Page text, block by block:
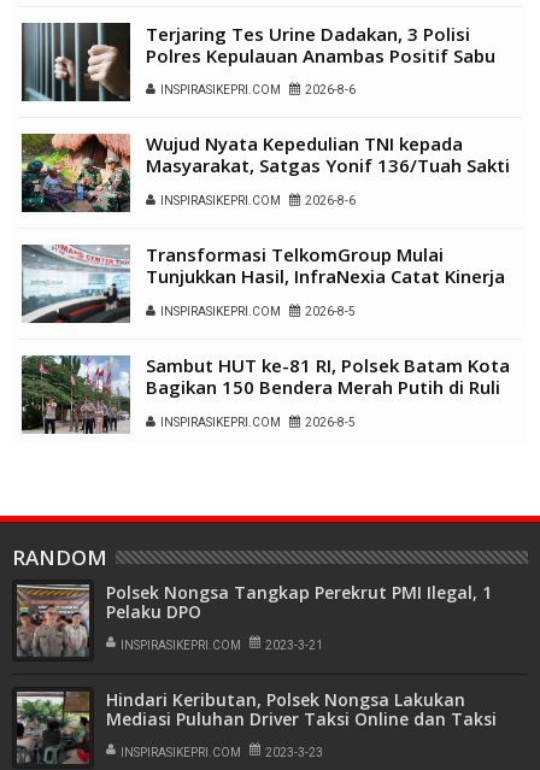
Terjaring Tes Urine Dadakan, 3 Polisi
Polres Kepulauan Anambas Positif Sabu
INSPIRASIKEPRI.COM 2026-8-6
Wujud Nyata Kepedulian TNI kepada
Masyarakat, Satgas Yonif 136/Tuah Sakti
Kalome
INSPIRASIKEPRI.COM 2026-8-6
Transformasi TelkomGroup Mulai
Tunjukkan Hasil, InfraNexia Catat Kinerja
Nasional
INSPIRASIKEPRI.COM 2026-8-5
Sambut HUT ke-81 RI, Polsek Batam Kota
Bagikan 150 Bendera Merah Putih di Ruli
INSPIRASIKEPRI.COM 2026-8-5
RANDOM
Polsek Nongsa Tangkap Perekrut PMI Ilegal, 1
Pelaku DPO
INSPIRASIKEPRI.COM 2023-3-21
Hindari Keributan, Polsek Nongsa Lakukan
Mediasi Puluhan Driver Taksi Online dan Taksi
INSPIRASIKEPRI.COM 2023-3-23